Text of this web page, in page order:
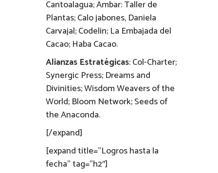
Cantoalagua; Ambar: Taller de
Plantas; Calo jabones, Daniela
Carvajal; Codelin; La Embajada del
Cacao; Haba Cacao.
Alianzas Estratégicas: Col-Charter;
Synergic Press; Dreams and
Divinities; Wisdom Weavers of the
World; Bloom Network; Seeds of
the Anaconda.
[/expand]
[expand title=”Logros hasta la
fecha” tag=”h2″]